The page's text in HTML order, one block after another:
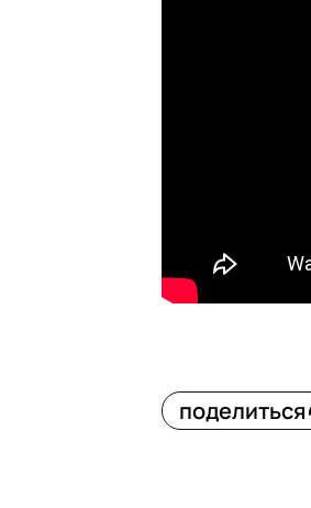
поделиться